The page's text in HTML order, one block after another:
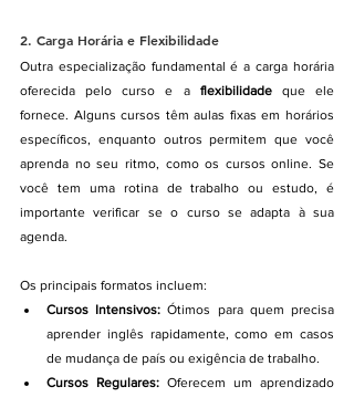
2. Carga Horária e Flexibilidade
Outra especialização fundamental é a carga horária
oferecida pelo curso e a flexibilidade que ele
fornece. Alguns cursos têm aulas fixas em horários
específicos, enquanto outros permitem que você
aprenda no seu ritmo, como os cursos online. Se
você tem uma rotina de trabalho ou estudo, é
importante verificar se o curso se adapta à sua
agenda.
Os principais formatos incluem:
Cursos Intensivos: Ótimos para quem precisa
aprender inglês rapidamente, como em casos
de mudança de país ou exigência de trabalho.
Cursos Regulares: Oferecem um aprendizado